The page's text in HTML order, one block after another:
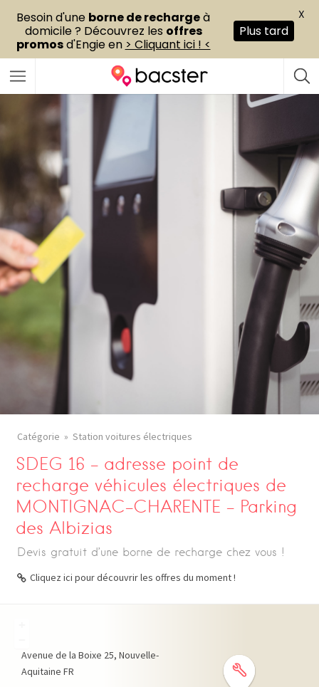
Catégorie Station voitures électriques
SDEG 16 – adresse point de
recharge véhicules électriques de
MONTIGNAC-CHARENTE – Parking
des Albizias
Devis gratuit d’une borne de recharge chez vous !
Cliquez ici pour découvrir les offres du moment !
Avenue de la Boixe 25 Nouvelle-
Aquitaine FR
Besoin d'une borne de rechargeà
domicile ? Découvrez les offres
promosd'Engie en > Cliquant ici ! <
Plus tard
X